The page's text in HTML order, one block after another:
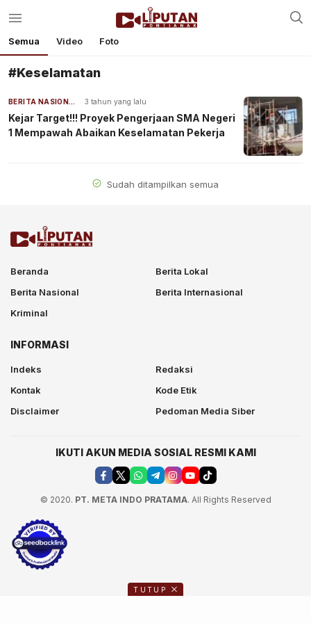
Semua Video Foto
#Keselamatan
BERITA NASIONAL 3 tahun yang lalu
Kejar Target!!! Proyek Pengerjaan SMA Negeri
1 Mempawah Abaikan Keselamatan Pekerja
Sudah ditampilkan semua
Beranda
Berita Lokal
Berita Nasional
Berita Internasional
Kriminal
INFORMASI
Indeks
Redaksi
Kontak
Kode Etik
Disclaimer
Pedoman Media Siber
IKUTI AKUN MEDIA SOSIAL RESMI KAMI
© 2020. PT. META INDO PRATAMA. All Rights Reserved
TUTUP